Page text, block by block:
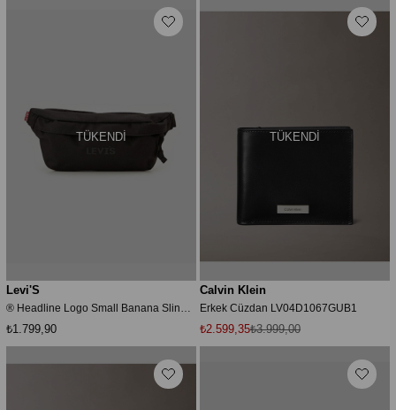
TÜKENDI
Levi'S
® Headline Logo Small Banana Sling Bag Çanta
₺1.799,90
TÜKENDI
Calvin Klein
Erkek Cüzdan LV04D1067GUB1
₺2.599,35₺3.999,00